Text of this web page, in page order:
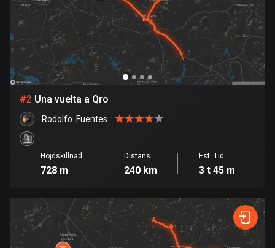
Bahrain
17 rutter
Bangladesh
409 rutter
15 rutter
Belgien
Belize
17 rutter
#2 Una vuelta a Qro
Rodolfo  Fuentes
Höjdskillnad
728 m
Distans
240 km
Est. Tid
3 t 45 m